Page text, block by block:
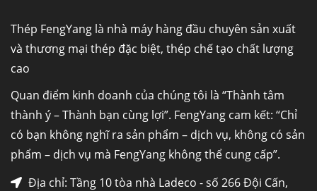
Thép FengYang là nhà máy hàng đầu chuyên sản xuất
và thương mại thép đặc biệt, thép chế tạo chất lượng
cao
Quan điểm kinh doanh của chúng tôi là “Thành tâm
thành ý – Thành bạn cùng lợi”. FengYang cam kết: “Chỉ
có bạn không nghĩ ra sản phẩm – dịch vụ, không có sản
phẩm – dịch vụ mà FengYang không thể cung cấp”.
Địa chỉ: Tầng 10 tòa nhà Ladeco - số 266 Đội Cấn,
Ống đúc kéo nguội là gì? Ống...
Fengyang là một trong những nhà
máy...
Hợp kim N06625 là gì? Giá hợp kim 625 mới